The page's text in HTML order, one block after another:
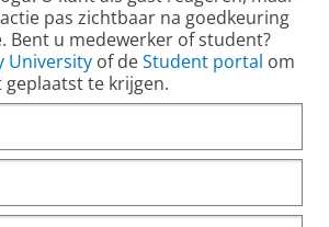
pas zichtbaar na goedkeuring
Bent u medewerker of student?
University of deStudent portal om
te krijgen.